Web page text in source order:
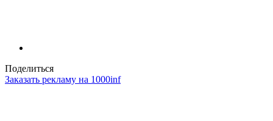
Поделиться
Заказать рекламу на 1000inf